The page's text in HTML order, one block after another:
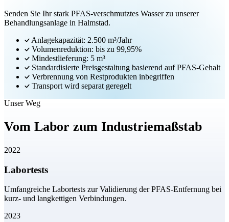
Senden Sie Ihr stark PFAS-verschmutztes Wasser zu unserer
Behandlungsanlage in Halmstad.
Anlagekapazität: 2.500 m³/Jahr
Volumenreduktion: bis zu 99,95%
Mindestlieferung: 5 m³
Standardisierte Preisgestaltung basierend auf PFAS-Gehalt
Verbrennung von Restprodukten inbegriffen
Transport wird separat geregelt
Unser Weg
Vom Labor zum Industriemaßstab
2022
Labortests
Umfangreiche Labortests zur Validierung der PFAS-Entfernung bei
kurz- und langkettigen Verbindungen.
2023